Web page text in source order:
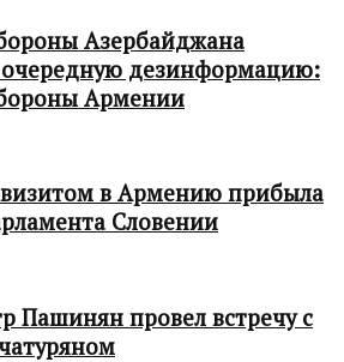
Азербайджана
очередную дезинформацию:
Армении
в Армению прибыла
Словении
Пашинян провел встречу с